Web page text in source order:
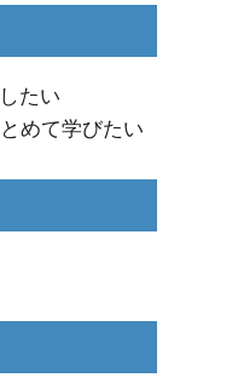
たい
めて学びたい